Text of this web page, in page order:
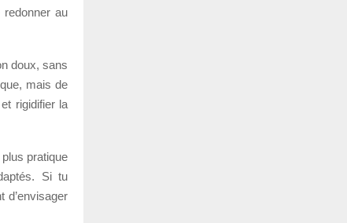
au
doux, sans
mais de
rigidifier la
plus pratique
Si tu
d’envisager